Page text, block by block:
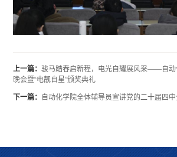
上一篇：骏马踏春启新程，电光自耀展风采——自
晚会暨“电靓自星”颁奖典礼
下一篇： 自动化学院全体辅导员宣讲党的二十届四